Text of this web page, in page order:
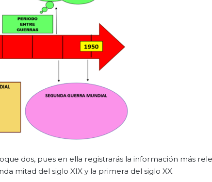
dos, pues en ella registrarás la información más
mitad del siglo XIX y la primera del siglo XX.